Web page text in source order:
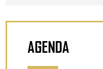
AGENDA